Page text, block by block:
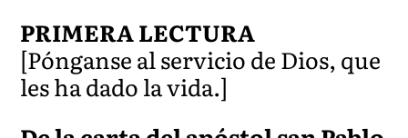
PRIMERA LECTURA
[Pónganse al servicio de Dios, que
les ha dado la vida.]